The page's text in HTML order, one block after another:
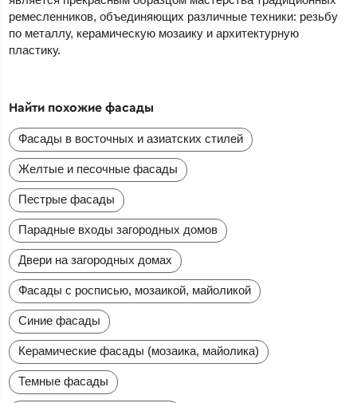
ремесленников, объединяющих различные техники: резьбу
по металлу, керамическую мозаику и архитектурную
пластику.
Найти похожие фасады
Фасады в восточных и азиатских стилей
Желтые и песочные фасады
Пестрые фасады
Парадные входы загородных домов
Двери на загородных домах
Фасады с росписью, мозаикой, майоликой
Синие фасады
Керамические фасады (мозаика, майолика)
Темные фасады